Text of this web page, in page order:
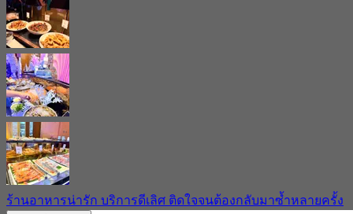
ร้านอาหารน่ารัก บริการดีเลิศ ติดใจจนต้องกลับมาซ้ำหลายครั้ง